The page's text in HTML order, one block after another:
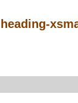
heading-